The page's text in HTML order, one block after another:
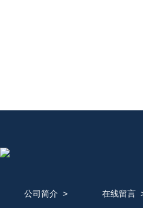
公司简介 > 在线留言